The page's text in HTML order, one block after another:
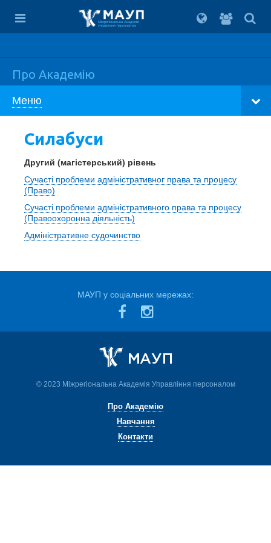
Вхід
для
Міжрегіональна Академія
управління персоналом
Про Академію
Меню
Силабуси
Другий (магістерський) рівень
Сучасті проблеми адміністративног права та процесу
(Право)
Сучасті проблеми адміністративного права та процесу
(Правоохоронна діяльність)
Адміністративне судочинство
МАУП у соціальних мережах:
© 2023 Міжрегіональна Академія Управління персоналом
Про Академію
Навчання
Контакти